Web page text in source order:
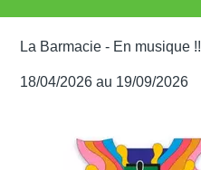
La Barmacie - En musique !!
18/04/2026 au 19/09/2026